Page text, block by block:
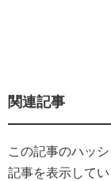
関連記事
この記事のハッ
記事を表示してい